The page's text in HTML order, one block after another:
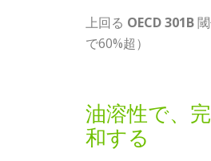
上回る OECD 301B
で60%超）
油溶性で、
和する